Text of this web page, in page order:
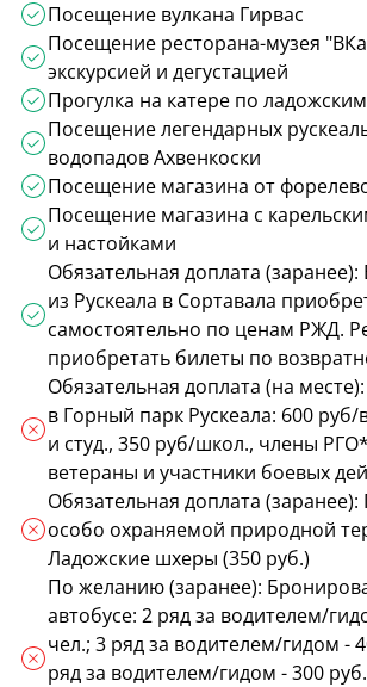
Посещение вулкана Гирвас
Посещение ресторана-музея
экскурсией и дегустацией
Прогулка на катере по
Посещение легендарных
водопадов Ахвенкоски
Посещение магазина от
Посещение магазина с
и настойками
Обязательная доплата (заранее):
из Рускеала в Сортавала
самостоятельно по ценам РЖД.
приобретать билеты по
Обязательная доплата (на
в Горный парк Рускеала: 600 руб/
и студ., 350 руб/школ., члены
ветераны и участники боевых
Обязательная доплата
особо охраняемой природной
Ладожские шхеры (350 руб.)
По желанию (заранее):
автобусе: 2 ряд за водителем/
чел.; 3 ряд за водителем/гидом -
ряд за водителем/гидом - 300